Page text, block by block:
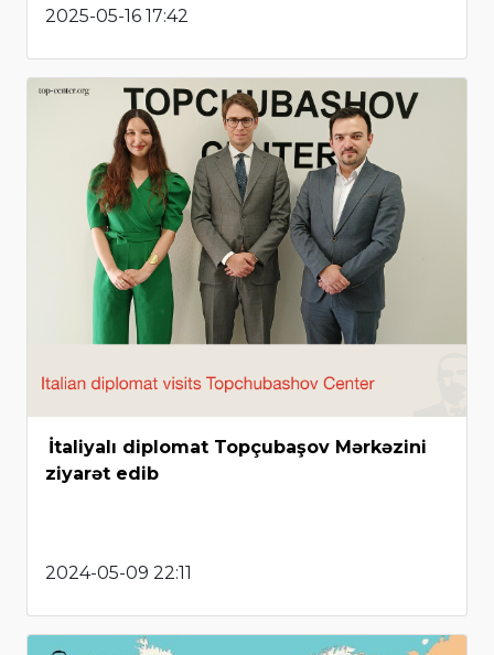
2025-05-16 17:42
İtaliyalı diplomat Topçubaşov Mərkəzini
ziyarət edib
2024-05-09 22:11